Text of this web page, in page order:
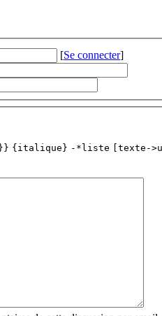
[Se connecter]
{italique} -*liste [texte-